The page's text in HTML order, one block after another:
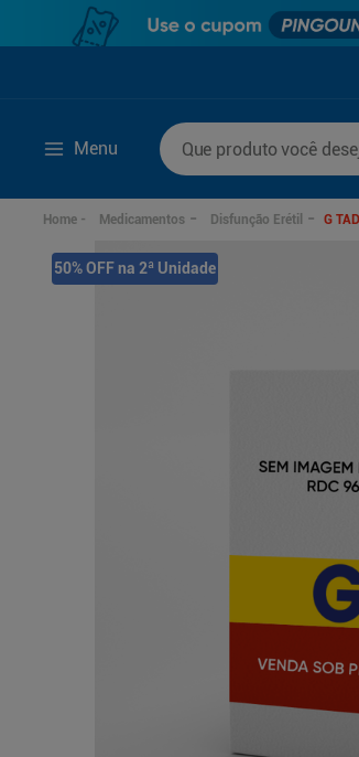
Menu
Que produto você
Medicamentos Disfunção Erétil G
50% OFF na 2ª Unidade
Termos mais
1º
2º